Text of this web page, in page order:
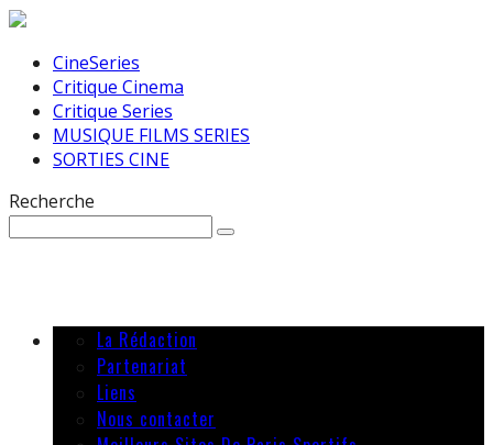
CineSeries
Critique Cinema
Critique Series
MUSIQUE FILMS SERIES
SORTIES CINE
Recherche
La Rédaction
Partenariat
Liens
Nous contacter